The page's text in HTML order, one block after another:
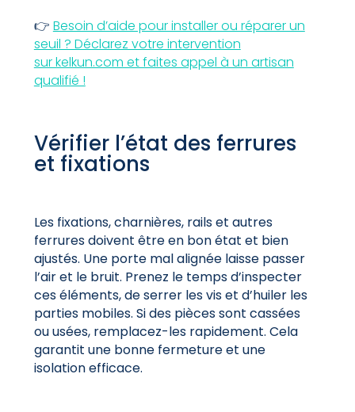
👉 Besoin d’aide pour installer ou réparer un
seuil ? Déclarez votre intervention
sur kelkun.com et faites appel à un artisan
qualifié !
Vérifier l’état des ferrures
et fixations
Les fixations, charnières, rails et autres
ferrures doivent être en bon état et bien
ajustés. Une porte mal alignée laisse passer
l’air et le bruit. Prenez le temps d’inspecter
ces éléments, de serrer les vis et d’huiler les
parties mobiles. Si des pièces sont cassées
ou usées, remplacez-les rapidement. Cela
garantit une bonne fermeture et une
isolation efficace.